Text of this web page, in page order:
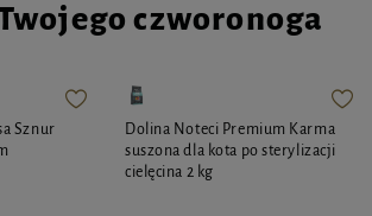
czworonoga
Sznur
Dolina Noteci Premium Karma
suszona dla kota po sterylizacji
cielęcina 2 kg